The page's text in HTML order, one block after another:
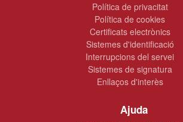
Política de privacitat
Política de cookies
Certificats electrònics
Sistemes d'identificació
Interrupcions del servei
Sistemes de signatura
Enllaços d'interès
Ajuda